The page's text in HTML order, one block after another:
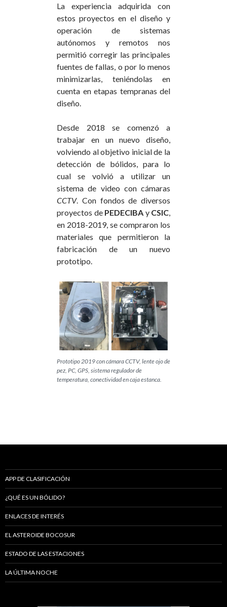
La experiencia adquirida con
estos proyectos en el diseño y
operación de sistemas
autónomos y remotos nos
permitió corregir las principales
fuentes de fallas, o por lo menos
minimizarlas, teniéndolas en
cuenta en etapas tempranas del
diseño.
Desde 2018 se comenzó a
trabajar en un nuevo diseño,
volviendo al objetivo inicial de la
detección de bólidos, para lo
cual se volvió a utilizar un
sistema de video con cámaras
CCTV. Con fondos de diversos
proyectos de PEDECIBA y CSIC
en 2018-2019, se compraron los
materiales que permitieron la
fabricación de un nuevo
prototipo.
Prototipo 2019 con cámara CCTV, lente ojo de
pez, PC, GPS, sistema regulador de
temperatura, conectividad en caja estanca.
APP DE CLASIFICACIÓN
¿QUÉ ES UN BÓLIDO?
ENLACES DE INTERÉS
EL ASTEROIDE BOCOSUR
ESTADO DE LAS ESTACIONES
LA ÚLTIMA NOCHE